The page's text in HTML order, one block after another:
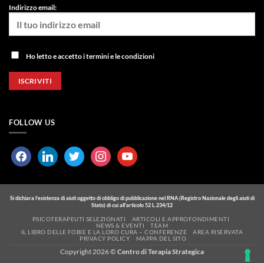
Indirizzo email:
Ho letto e accetto i termini e le condizioni
FOLLOW US
facebooklinkedin twitter instagramyoutube
Si dichiara l’esistenza di aiuti oggetto di obbligo di pubblicazione nel RNA (Registro Nazionale degli aiuti di
Stato) di cui all’articolo 52 L.234/12
PSICOTERAPEUTI SELEZIONATI
ARTICOLI E APPROFONDIMENTI
NEWS & EVENTI
TEAM
IL LIBRO DELLE FOBIE E LA LORO CURA – CONFERENZE
AREA RISERVATA
PRIVACY POLICY
MAPPA DEL SITO
Copyright 2026 © Centro di Terapia Strategica